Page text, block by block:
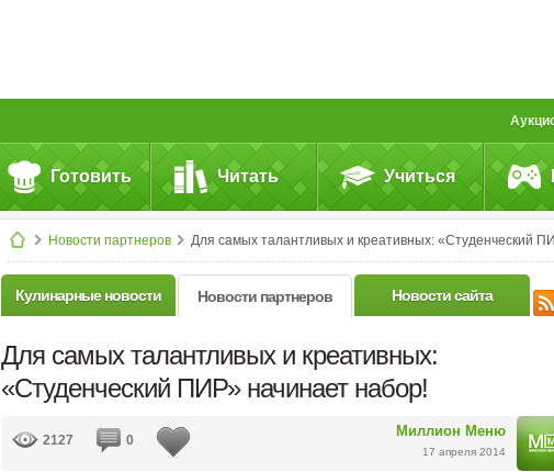
Готовить Читать Учиться
Новости партнеров Для самых талантливых и креативных: «Студенческий ПИР» начинает
Кулинарные новости Новости партнеров Новости сайта
Для самых талантливых и креативных:
«Студенческий ПИР» начинает набор!
Миллион Меню
17 апреля 2014
2127 0